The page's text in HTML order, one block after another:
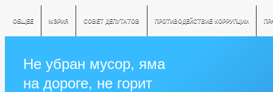
ОБЩЕЕ МЭРИЯ СОВЕТ ДЕПУТАТОВ ПРОТИВОДЕЙСТВИЕ КОРРУПЦИИ
Не убран мусор, яма
на дороге, не горит